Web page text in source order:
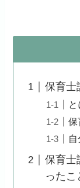
保育士
保
保育士
ったこ